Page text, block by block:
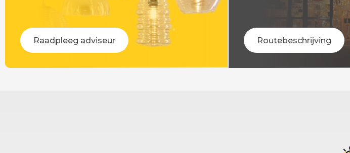
Raadpleeg adviseur Routebeschrijving